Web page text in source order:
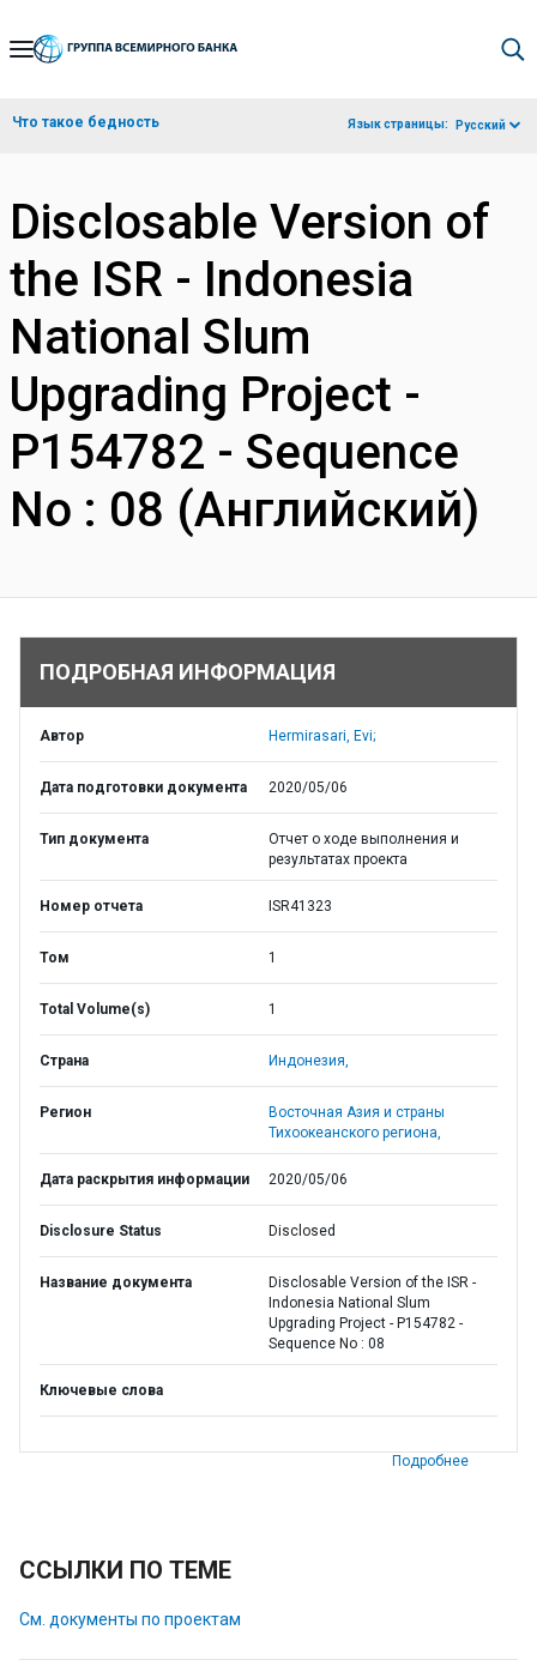
Skip
Navigation
Что такое бедность Язык страницы: Русский
Disclosable Version of
the ISR - Indonesia
National Slum
Upgrading Project -
P154782 - Sequence
No : 08 (Английский)
ПОДРОБНАЯ ИНФОРМАЦИЯ
Автор Hermirasari, Evi;
Дата подготовки документа 2020/05/06
Тип документа
Отчет о ходе выполнения и
результатах проекта
Номер отчета ISR41323
Том 1
Total Volume(s) 1
Страна Индонезия,
Регион
Восточная Азия и страны
Тихоокеанского региона,
Дата раскрытия информации 2020/05/06
Disclosure Status Disclosed
Название документа
Disclosable Version of the ISR -
Indonesia National Slum
Upgrading Project - P154782 -
Sequence No : 08
Ключевые слова
Подробнее
ССЫЛКИ ПО ТЕМЕ
См. документы по проектам